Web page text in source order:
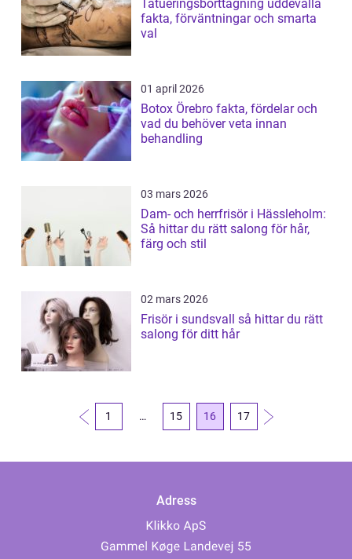
Tatueringsborttagning uddevalla
fakta, förväntningar och smarta
val
01 april 2026
Botox Örebro fakta, fördelar och
vad du behöver veta innan
behandling
03 mars 2026
Dam- och herrfrisör i Hässleholm:
Så hittar du rätt salong för hår,
färg och stil
02 mars 2026
Frisör i sundsvall så hittar du rätt
salong för ditt hår
1 … 15 16 17
Adress